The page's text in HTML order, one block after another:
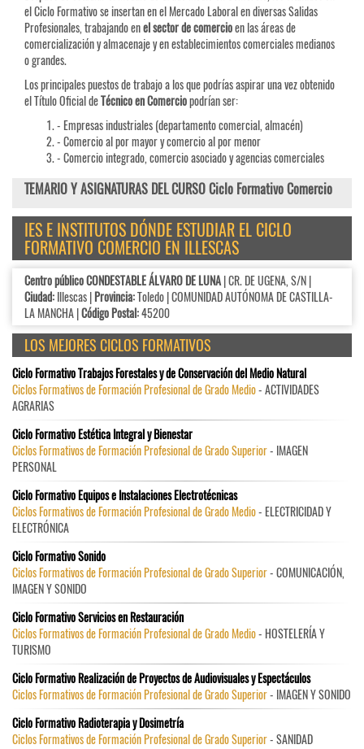
el Ciclo Formativo se insertan en el Mercado Laboral en diversas Salidas
Profesionales, trabajando enel sector de comercioen las áreas de
comercialización y almacenaje y en establecimientos comerciales medianos
o grandes.
Los principales puestos de trabajo a los que podrías aspirar una vez obtenido
el Título Oficial deTécnico en Comerciopodrían ser:
- Empresas industriales (departamento comercial, almacén)
- Comercio al por mayor y comercio al por menor
- Comercio integrado, comercio asociado y agencias comerciales
TEMARIO Y ASIGNATURAS DEL CURSO Ciclo Formativo Comercio
IES E INSTITUTOS DÓNDE ESTUDIAR EL CICLO
FORMATIVO COMERCIO EN ILLESCAS
Centro público CONDESTABLE ÁLVARO DE LUNA| CR. DE UGENA, S/N |
Ciudad:Illescas |Provincia:Toledo | COMUNIDAD AUTÓNOMA DE CASTILLA-
LA MANCHA |Código Postal:45200
LOS MEJORES CICLOS FORMATIVOS
Ciclo Formativo Trabajos Forestales y de Conservación del Medio Natural
Ciclos Formativos de Formación Profesional de Grado Medio- ACTIVIDADES
AGRARIAS
Ciclo Formativo Estética Integral y Bienestar
Ciclos Formativos de Formación Profesional de Grado Superior- IMAGEN
PERSONAL
Ciclo Formativo Equipos e Instalaciones Electrotécnicas
Ciclos Formativos de Formación Profesional de Grado Medio- ELECTRICIDAD Y
ELECTRÓNICA
Ciclo Formativo Sonido
Ciclos Formativos de Formación Profesional de Grado Superior- COMUNICACIÓN,
IMAGEN Y SONIDO
Ciclo Formativo Servicios en Restauración
Ciclos Formativos de Formación Profesional de Grado Medio- HOSTELERÍA Y
TURISMO
Ciclo Formativo Realización de Proyectos de Audiovisuales y Espectáculos
Ciclos Formativos de Formación Profesional de Grado Superior- IMAGEN Y SONIDO
Ciclo Formativo Radioterapia y Dosimetría
Ciclos Formativos de Formación Profesional de Grado Superior- SANIDAD